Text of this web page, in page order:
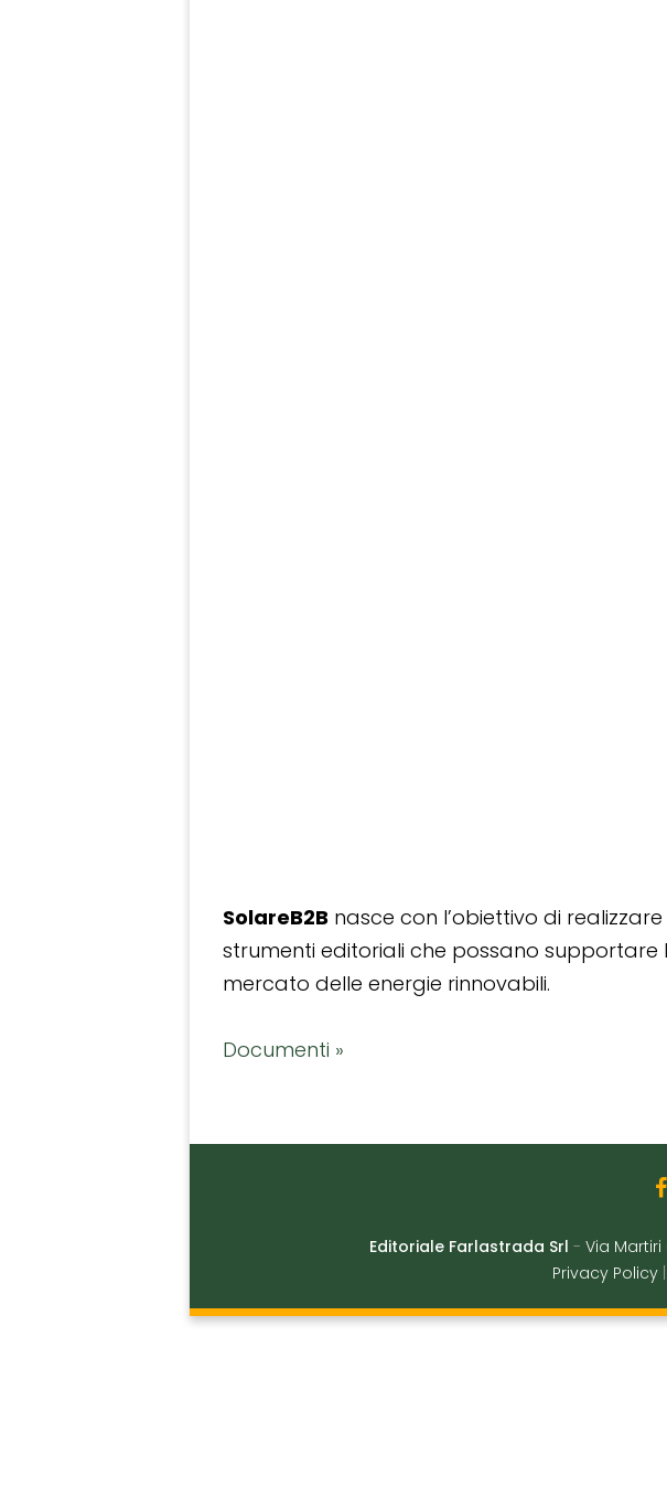
SolareB2B nasce con l’obiettivo di
strumenti editoriali che possano supportare
mercato delle energie rinnovabili.
Documenti »
Editoriale Farlastrada Srl - Via Martiri
Privacy Policy